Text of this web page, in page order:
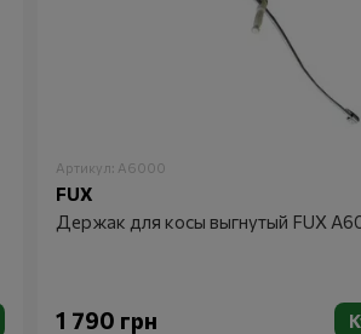
Артикул: A6000
FUX
Держак для косы выгнутый FUX
1 790 грн